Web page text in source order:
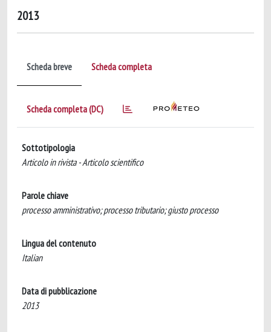
2013
Scheda breve Scheda completa
Scheda completa (DC)
Sottotipologia
Articolo in rivista - Articolo scientifico
Parole chiave
processo amministrativo; processo tributario; giusto processo
Lingua del contenuto
Italian
Data di pubblicazione
2013